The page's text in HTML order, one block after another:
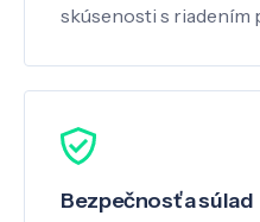
skúsenosti s riadením
Bezpečnosť a súlad